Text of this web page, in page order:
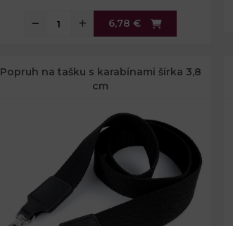
6,78 €
Popruh na tašku s karabínami šírka 3,8
cm